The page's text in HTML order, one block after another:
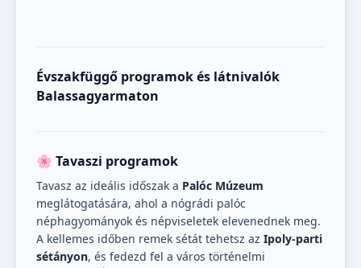
Évszakfüggő programok és látnivalók
Balassagyarmaton
🌸 Tavaszi programok
Tavasz az ideális időszak a Palóc Múzeum
meglátogatására, ahol a nógrádi palóc
néphagyományok és népviseletek elevenednek meg.
A kellemes időben remek sétát tehetsz az Ipoly-parti
sétányon, és fedezd fel a város történelmi